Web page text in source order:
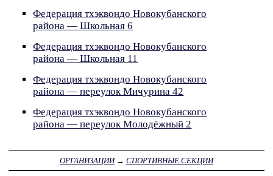
Федерация тхэквондо Новокубанского
района — Школьная 6
Федерация тхэквондо Новокубанского
района — Школьная 11
Федерация тхэквондо Новокубанского
района — переулок Мичурина 42
Федерация тхэквондо Новокубанского
района — переулок Молодёжный 2
ОРГАНИЗАЦИИ→ СПОРТИВНЫЕ СЕКЦИИ